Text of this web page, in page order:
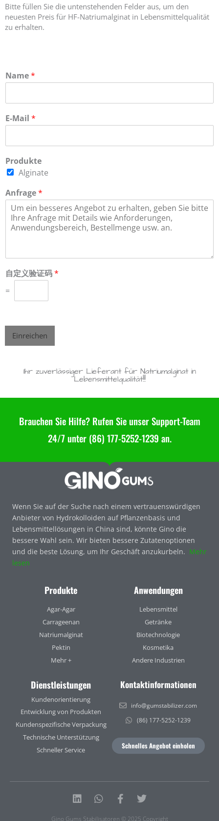
Bitte füllen Sie die untenstehenden Felder aus, um den
neuesten Preis für HF-Natriumalginat in Lebensmittelqualität
zu erhalten.
Name*
E-Mail *
Produkte
Alginate
Anfrage*
自定义验证码*
=
Einreichen
Ihr zuverlässiger Lieferant für Natriumalginat in
Lebensmittelqualität!!!
Brauchen Sie Hilfe? Rufen Sie unser Support-Team
24/7 unter (86) 177-5252-1239 an.
Wenn Sie auf der Suche nach einem vertrauenswürdigen
Anbieter von Hydrokolloiden auf Pflanzenbasis und
Lebensmittellösungen in China sind, könnte Gino die
bessere Wahl sein. Wir bieten bessere Zutatenoptionen
und die beste Lösung, um Ihr Geschäft anzukurbeln. Mehr
lesen
Produkte
Agar-Agar
Carrageenan
Natriumalginat
Pektin
Mehr +
Anwendungen
Lebensmittel
Getränke
Biotechnologie
Kosmetika
Andere Industrien
Dienstleistungen
Kundenorientierung
Entwicklung von Produkten
Kundenspezifische Verpackung
Technische Unterstützung
Schneller Service
Kontaktinformationen
info@gumstabilizer.com
(86) 177-5252-1239
Schnelles Angebot einholen
LinkedinWhatsapp
Facebook-
f
Twitter
Gino Gums Stabilisatoren © 2025 Copyright